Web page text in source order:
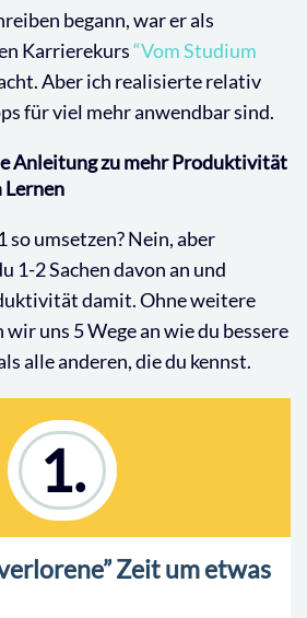
begann, war er als
Karrierekurs“Vom Studium
Aber ich realisierte relativ
für viel mehr anwendbar sind.
Anleitung zu mehr Produktivität
Lernen
so umsetzen? Nein, aber
1-2 Sachen davon an und
damit. Ohne weitere
uns 5 Wege an wie du bessere
alle anderen, die du kennst.
1.
Zeit um etwas